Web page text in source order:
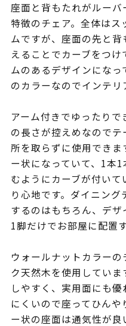
座面と背もたれがルー
特徴のチェア。全体は
ムですが、座面の先と
えることでカーブをつ
ムのあるデザインにな
のカラーなのでインテリ
アーム付きでゆったり
の長さが控えめなので
所を取らずに使用でき
ー状になっていて、1本
むようにカーブが付い
り心地です。ダイニン
するのはもちろん、デ
1脚だけでお部屋に配置
ウォールナットカラー
ク天然木を使用してい
しやすく、実用面にも
にくいので座ってひん
ー状の座面は通気性が